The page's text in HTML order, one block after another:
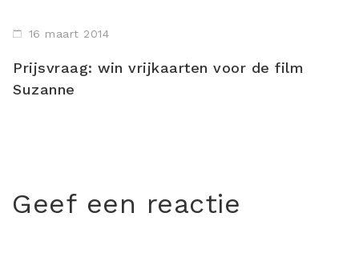
16 maart 2014
Prijsvraag: win vrijkaarten voor de film
Suzanne
Geef een reactie